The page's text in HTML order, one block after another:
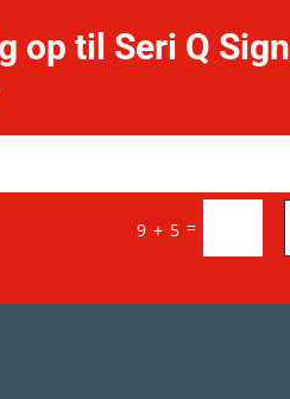
op til Seri Q Sign
9 + 5 =